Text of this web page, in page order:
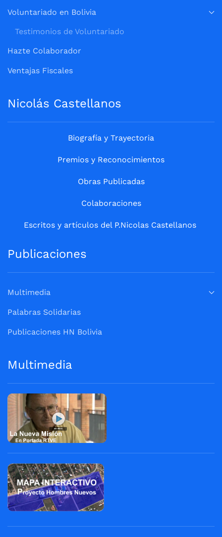
Voluntariado en Bolivia
Testimonios de Voluntariado
Hazte Colaborador
Ventajas Fiscales
Nicolás Castellanos
Biografía y Trayectoria
Premios y Reconocimientos
Obras Publicadas
Colaboraciones
Escritos y artículos del P.Nicolas Castellanos
Publicaciones
Multimedia
Palabras Solidarias
Publicaciones HN Bolivia
Multimedia